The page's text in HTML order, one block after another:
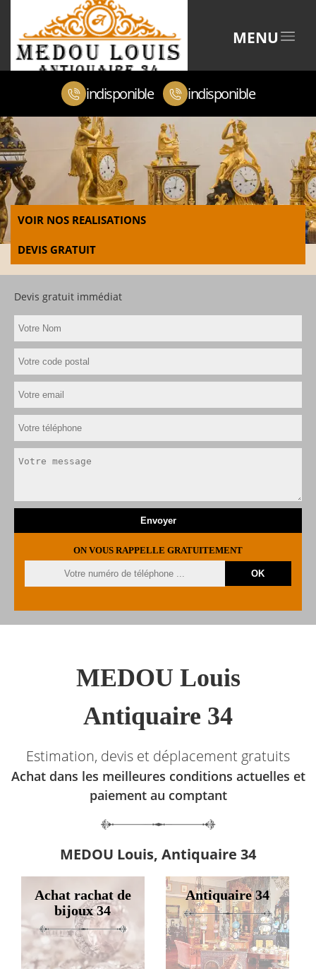
MENU
indisponible indisponible
VOIR NOS REALISATIONS
DEVIS GRATUIT
Devis gratuit immédiat
ON VOUS RAPPELLE GRATUITEMENT
MEDOU Louis
Antiquaire 34
Estimation, devis et déplacement gratuits
Achat dans les meilleures conditions actuelles et
paiement au comptant
MEDOU Louis, Antiquaire 34
Achat rachat de
bijoux 34
Antiquaire 34